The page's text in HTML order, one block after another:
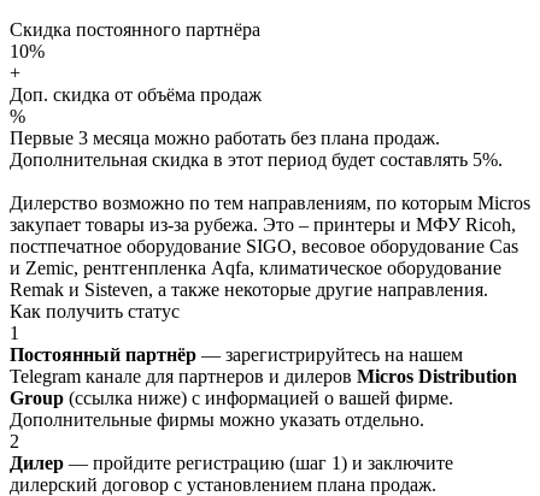
Скидка постоянного партнёра
10%
+
Доп. скидка от объёма продаж
%
Первые 3 месяца можно работать без плана продаж.
Дополнительная скидка в этот период будет составлять 5%.
Дилерство возможно по тем направлениям, по которым Micros
закупает товары из-за рубежа. Это – принтеры и МФУ Ricoh,
постпечатное оборудование SIGO, весовое оборудование Cas
и Zemic, рентгенпленка Aqfa, климатическое оборудование
Remak и Sisteven, а также некоторые другие направления.
Как получить статус
1
Постоянный партнёр — зарегистрируйтесь на нашем
Telegram канале для партнеров и дилеров Micros Distribution
Group (ссылка ниже) с информацией о вашей фирме.
Дополнительные фирмы можно указать отдельно.
2
Дилер — пройдите регистрацию (шаг 1) и заключите
дилерский договор с установлением плана продаж.